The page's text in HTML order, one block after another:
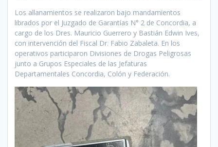
Los allanamientos se realizaron bajo mandamientos
librados por el Juzgado de Garantías N° 2 de Concordia, a
cargo de los Dres. Mauricio Guerrero y Bastián Edwin Ives,
con intervención del Fiscal Dr. Fabio Zabaleta. En los
operativos participaron Divisiones de Drogas Peligrosas
junto a Grupos Especiales de las Jefaturas
Departamentales Concordia, Colón y Federación.